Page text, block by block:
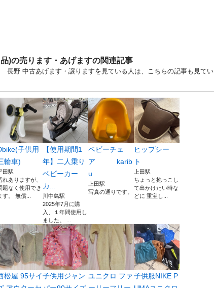
)の売ります・あげますの関連記事
長野 中古あげます・譲りますを見ている人は、こちらの記事も見てい
子供用
輪車)
田駅
れありますが、
題なく使用でき
す。 無償...
【使用期間1
年】二人乗り
ベビーカー
カ...
川中島駅
2025年7月に購
入、１年間使用し
ました。 ...
ベビーチェ
ア karib
u
上田駅
写真の通りです。
ヒップシー
ト
上田駅
ちょっと抱っこし
て出かけたい時な
どに 重宝し...
松屋 95サイ子供用ジャン ユニクロ ファ子供服NIKE P